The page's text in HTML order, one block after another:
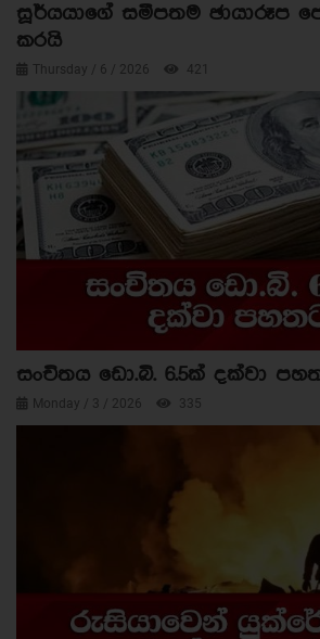
සූර්යයාගේ සමීපතම ඡායාරූප
කරයි
Thursday / 6 / 2026 421
සංචිතය ඩො.බි. 6.5ක් දක්වා
Monday / 3 / 2026 335